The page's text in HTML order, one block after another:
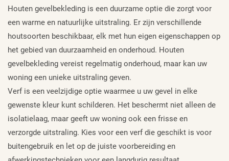
Houten gevelbekleding is een duurzame optie die zorgt voor
een warme en natuurlijke uitstraling. Er zijn verschillende
houtsoorten beschikbaar, elk met hun eigen eigenschappen op
het gebied van duurzaamheid en onderhoud. Houten
gevelbekleding vereist regelmatig onderhoud, maar kan uw
woning een unieke uitstraling geven.
Verf is een veelzijdige optie waarmee u uw gevel in elke
gewenste kleur kunt schilderen. Het beschermt niet alleen de
isolatielaag, maar geeft uw woning ook een frisse en
verzorgde uitstraling. Kies voor een verf die geschikt is voor
buitengebruik en let op de juiste voorbereiding en